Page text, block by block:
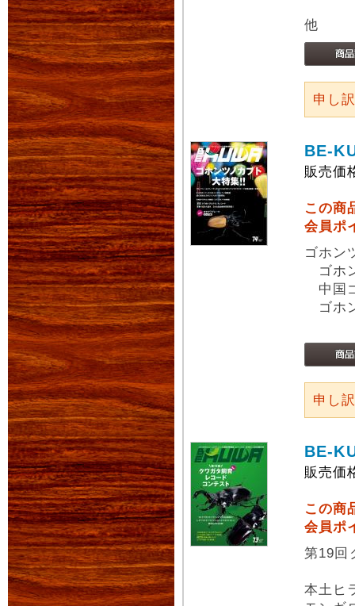
他
申し
BE-
販売価
この商
会員ポ
ゴホン
ゴホ
中国
ゴホ
申し
BE-
販売価
この商
会員ポ
第19回
本土ヒ